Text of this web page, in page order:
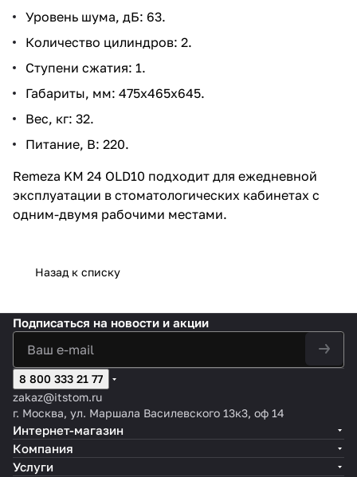
Уровень шума, дБ: 63.
Количество цилиндров: 2.
Ступени сжатия: 1.
Габариты, мм: 475x465x645.
Вес, кг: 32.
Питание, В: 220.
Remeza KM 24 OLD10 подходит для ежедневной
эксплуатации в стоматологических кабинетах с
одним-двумя рабочими местами.
Назад к списку
Подписаться на новости и акции
8 800 333 21 77
zakaz@itstom.ru
г. Москва, ул. Маршала Василевского 13к3, оф 14
Интернет-магазин
Компания
Услуги